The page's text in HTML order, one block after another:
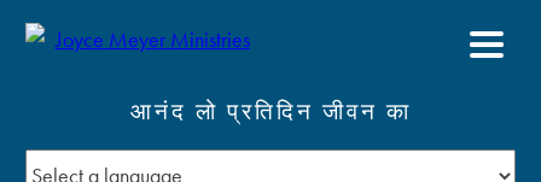
आनंद लो प्रतिदिन जीवन का